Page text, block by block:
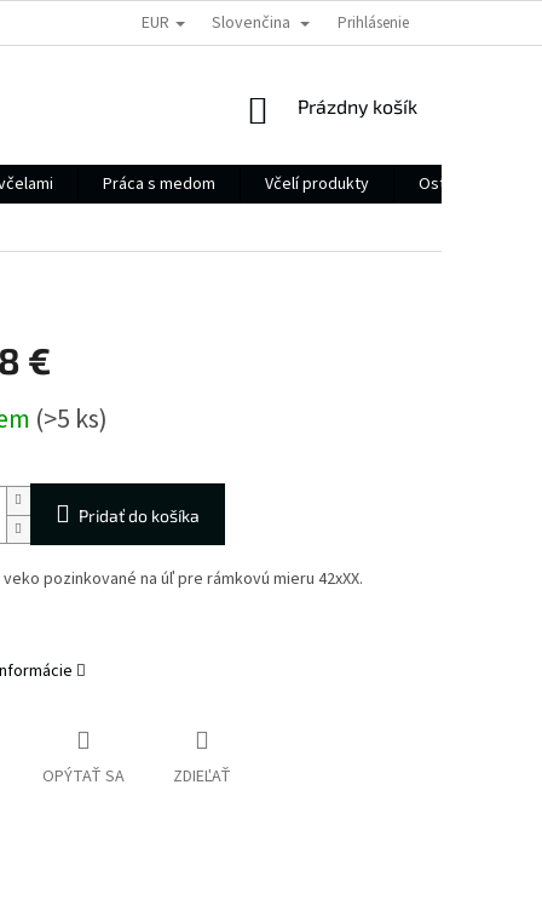
EUR Slovenčina Prihlásenie
NÁKUPNÝ
Prázdny košík
Práca s medom Včelí produkty Ostatné
€
(>5 ks)
Pridať do košíka
pozinkované na úľ pre rámkovú mieru 42xXX.
OPÝTAŤ SA ZDIEĽAŤ